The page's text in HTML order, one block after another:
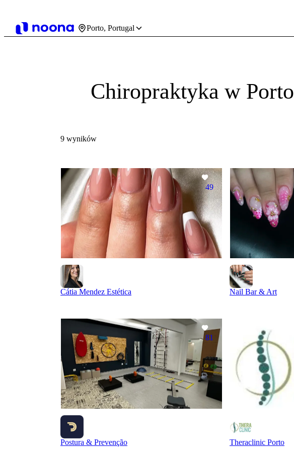
Porto, Portugal
Chiropraktyka w Porto
9 wyników
49
Cátia Mendez Estética Nail Bar & Art
81
Postura & Prevenção Theraclinic Porto